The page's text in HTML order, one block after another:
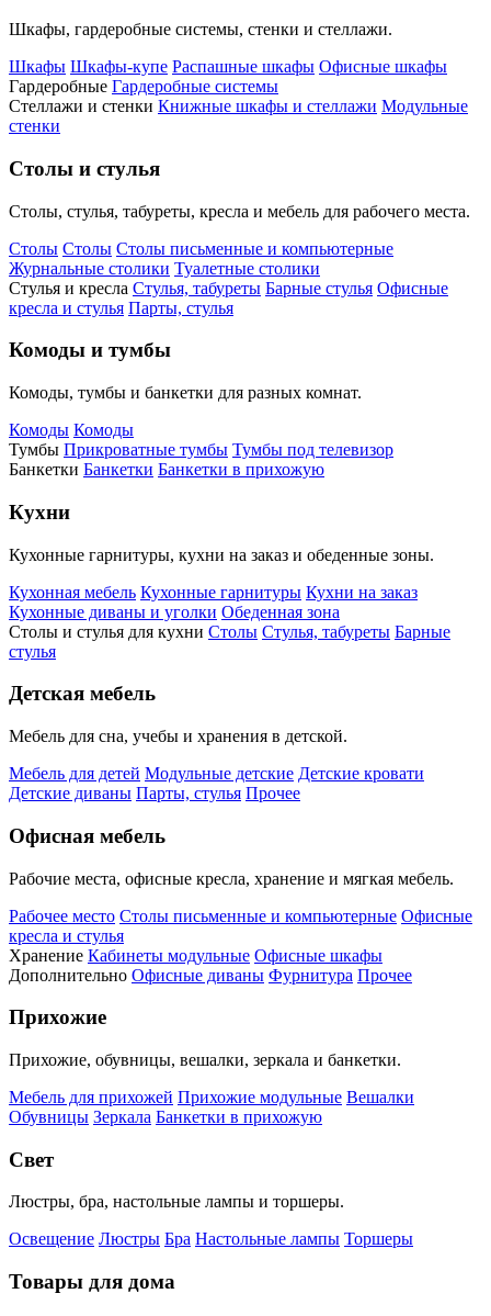
Шкафы, гардеробные системы, стенки и стеллажи.
Шкафы Шкафы-купе Распашные шкафы Офисные шкафы
Гардеробные Гардеробные системы
Стеллажи и стенки Книжные шкафы и стеллажи Модульные
стенки
Столы и стулья
Столы, стулья, табуреты, кресла и мебель для рабочего места.
Столы Столы Столы письменные и компьютерные
Журнальные столики Туалетные столики
Стулья и кресла Стулья, табуреты Барные стулья Офисные
кресла и стулья Парты, стулья
Комоды и тумбы
Комоды, тумбы и банкетки для разных комнат.
Комоды Комоды
Тумбы Прикроватные тумбы Тумбы под телевизор
Банкетки Банкетки Банкетки в прихожую
Кухни
Кухонные гарнитуры, кухни на заказ и обеденные зоны.
Кухонная мебель Кухонные гарнитуры Кухни на заказ
Кухонные диваны и уголки Обеденная зона
Столы и стулья для кухни Столы Стулья, табуреты Барные
стулья
Детская мебель
Мебель для сна, учебы и хранения в детской.
Мебель для детей Модульные детские Детские кровати
Детские диваны Парты, стулья Прочее
Офисная мебель
Рабочие места, офисные кресла, хранение и мягкая мебель.
Рабочее место Столы письменные и компьютерные Офисные
кресла и стулья
Хранение Кабинеты модульные Офисные шкафы
Дополнительно Офисные диваны Фурнитура Прочее
Прихожие
Прихожие, обувницы, вешалки, зеркала и банкетки.
Мебель для прихожей Прихожие модульные Вешалки
Обувницы Зеркала Банкетки в прихожую
Свет
Люстры, бра, настольные лампы и торшеры.
Освещение Люстры Бра Настольные лампы Торшеры
Товары для дома